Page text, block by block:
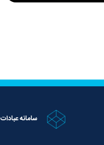
سامانه عبادات